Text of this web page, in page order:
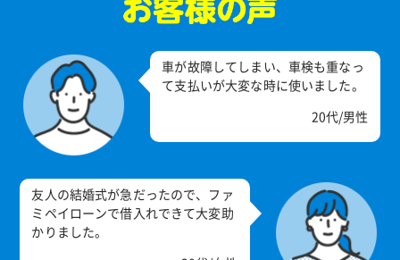
車が故障してしまい、車検も重なっ
て支払いが大変な時に使いました。
20代/男性
友人の結婚式が急だったので、ファ
ミペイローンで借入れできて大変助
かりました。